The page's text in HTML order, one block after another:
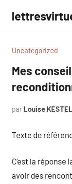
contenu
Uncategorized
Mes
par Louise
Texte de
C’est la
avoir des